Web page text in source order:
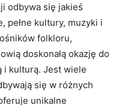
odbywa⁤ się jakieś
pełne‍ kultury, muzyki​ i
folkloru,⁣
doskonałą okazję do
i ‍kulturą. ‍Jest‍ wiele
się‌ w różnych
unikalne